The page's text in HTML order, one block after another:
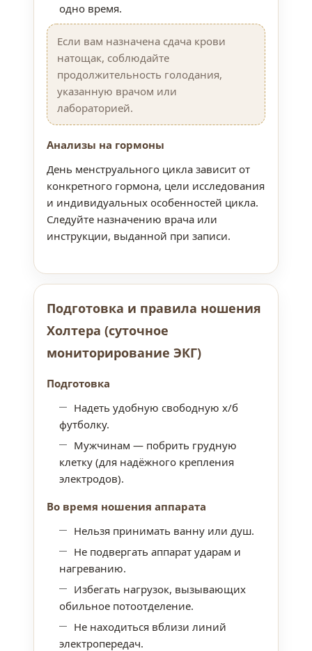
одно время.
Если вам назначена сдача крови
натощак, соблюдайте
продолжительность голодания,
указанную врачом или
лабораторией.
Анализы на гормоны
День менструального цикла зависит от
конкретного гормона, цели исследования
и индивидуальных особенностей цикла.
Следуйте назначению врача или
инструкции, выданной при записи.
Подготовка и правила ношения
Холтера (суточное
мониторирование ЭКГ)
Подготовка
Надеть удобную свободную х/б
футболку.
Мужчинам — побрить грудную
клетку (для надёжного крепления
электродов).
Во время ношения аппарата
Нельзя принимать ванну или душ.
Не подвергать аппарат ударам и
нагреванию.
Избегать нагрузок, вызывающих
обильное потоотделение.
Не находиться вблизи линий
электропередач.